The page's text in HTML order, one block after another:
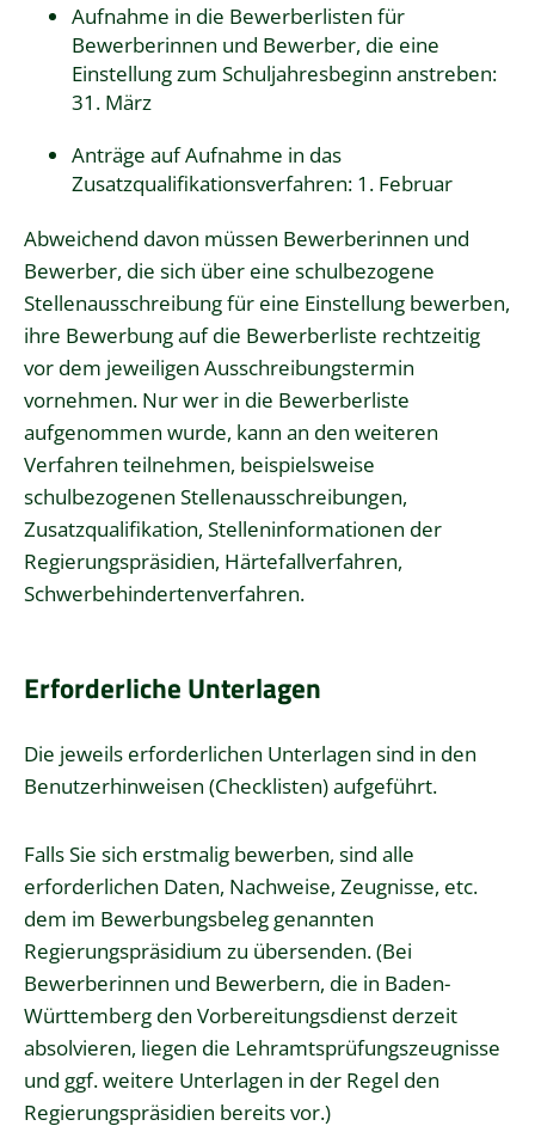
Aufnahme in die Bewerberlisten für
Bewerberinnen und Bewerber, die eine
Einstellung zum Schuljahresbeginn anstreben:
31. März
Anträge auf Aufnahme in das
Zusatzqualifikationsverfahren: 1. Februar
Abweichend davon müssen Bewerberinnen und
Bewerber, die sich über eine schulbezogene
Stellenausschreibung für eine Einstellung bewerben,
ihre Bewerbung auf die Bewerberliste rechtzeitig
vor dem jeweiligen Ausschreibungstermin
vornehmen. Nur wer in die Bewerberliste
aufgenommen wurde, kann an den weiteren
Verfahren teilnehmen, beispielsweise
schulbezogenen Stellenausschreibungen,
Zusatzqualifikation, Stelleninformationen der
Regierungspräsidien, Härtefallverfahren,
Schwerbehindertenverfahren.
Erforderliche Unterlagen
Die jeweils erforderlichen Unterlagen sind in den
Benutzerhinweisen (Checklisten) aufgeführt.
Falls Sie sich erstmalig bewerben, sind alle
erforderlichen Daten, Nachweise, Zeugnisse, etc.
dem im Bewerbungsbeleg genannten
Regierungspräsidium zu übersenden. (Bei
Bewerberinnen und Bewerbern, die in Baden-
Württemberg den Vorbereitungsdienst derzeit
absolvieren, liegen die Lehramtsprüfungszeugnisse
und ggf. weitere Unterlagen in der Regel den
Regierungspräsidien bereits vor.)